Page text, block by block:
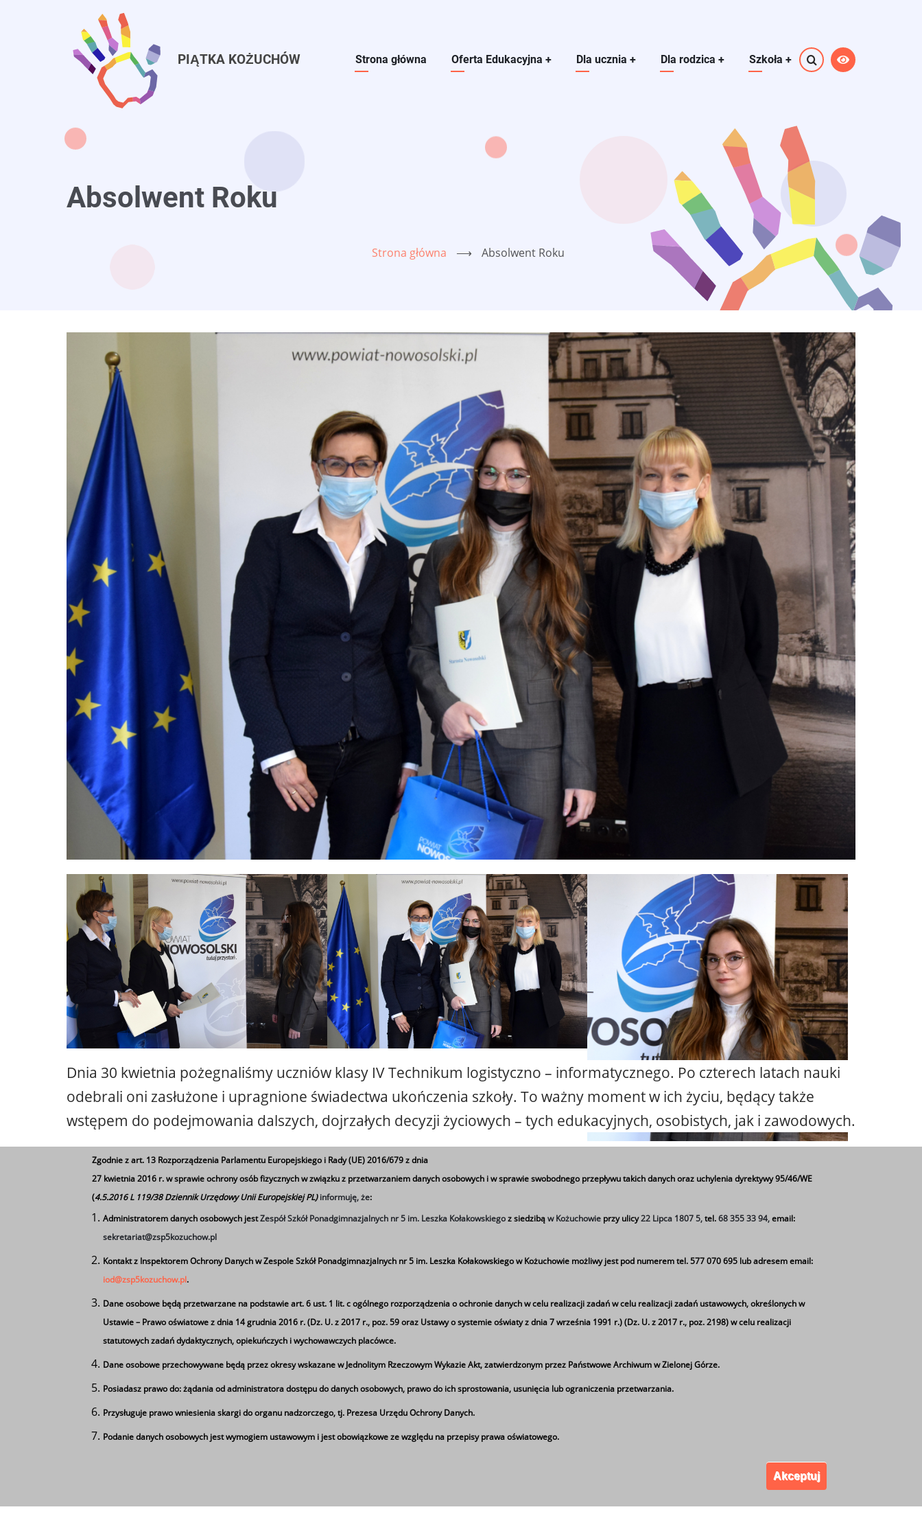
PIĄTKA KOŻUCHÓW Main navigation
Strona główna Oferta Edukacyjna + Dla ucznia + Dla rodzica + Szkoła +
Absolwent Roku
Strona główna ⟶ Absolwent Roku
Dnia 30 kwietnia pożegnaliśmy uczniów klasy IV Technikum logistyczno – informatycznego. Po czterech latach nauki
odebrali oni zasłużone i upragnione świadectwa ukończenia szkoły. To ważny moment w ich życiu, będący także
wstępem do podejmowania dalszych, dojrzałych decyzji życiowych – tych edukacyjnych, osobistych, jak i zawodowych.
Dla ucznia, który przez cztery lata nauki osiągnął najlepszy końcowy wynik w nauce oraz odznaczał się wzrokową
postawą, tradycyjnie jak co roku dedykowany został zaszczytny tytuł Absolwenta Roku – Nagrody Starosty
Nowosolskiego. Wśród wyróżnionych i nagrodzonych tegorocznych absolwentów nie zabrakło także ucznia naszej
szkoły. Ten prestiżowy w środowisku uczniowskim tytuł zdobyłaMARTYNA ROMANIK, której serdecznie gratulujemy!
Dziękujemy również Staroście Pani Iwonie Brzozowskiej za wręczenie nagrody naszej uczennicy oraz docenienie jej
wieloletniego wysiłku, jakim wykazała się w drodze do samodoskonalenia, a który to wysiłek pewnością opłaci się w
dalszej karierze edukacyjnej.
Tagi
technik informatyk
Używamy informacji zapisanych za pomocą plików cookies w celu zapewnienia maksymalnej wygody w korzystaniu z naszego serwisu. Mogą też korzystać
z nich współpracujące z nami firmy badawcze oraz reklamowe. Jeżeli wyrażasz zgodę na zapisywanie informacji zawartej w cookies kliknij na przycisk
Zgadzam się
Zgodnie z art. 13 Rozporządzenia Parlamentu Europejskiego i Rady (UE) 2016/679 z dnia
27 kwietnia 2016 r. w sprawie ochrony osób fizycznych w związku z przetwarzaniem danych osobowych i w sprawie swobodnego przepływu takich danych oraz uchylenia dyrektywy 95/46/WE
(4.5.2016 L 119/38 Dziennik Urzędowy Unii Europejskiej PL)informuję, że:
Administratorem danych osobowych jestZespół Szkół Ponadgimnazjalnych nr 5 im. Leszka Kołakowskiegoz siedzibąw Kożuchowie przy ulicy22 Lipca 1807 5,tel.68 355 33 94,email:
sekretariat@zsp5kozuchow.pl
Kontakt z Inspektorem Ochrony Danych w Zespole Szkół Ponadgimnazjalnych nr 5 im. Leszka Kołakowskiego w Kożuchowie możliwy jest pod numerem tel. 577 070 695 lub adresem email:
iod@zsp5kozuchow.pl.
Dane osobowe będą przetwarzane na podstawie art. 6 ust. 1 lit. c ogólnego rozporządzenia o ochronie danych w celu realizacji zadań w celu realizacji zadań ustawowych, określonych w
Ustawie – Prawo oświatowe z dnia 14 grudnia 2016 r. (Dz. U. z 2017 r., poz. 59 oraz Ustawy o systemie oświaty z dnia 7 września 1991 r.) (Dz. U. z 2017 r., poz. 2198) w celu realizacji
statutowych zadań dydaktycznych, opiekuńczych i wychowawczych placówce.
Dane osobowe przechowywane będą przez okresy wskazane w Jednolitym Rzeczowym Wykazie Akt, zatwierdzonym przez Państwowe Archiwum w Zielonej Górze.
Posiadasz prawo do: żądania od administratora dostępu do danych osobowych, prawo do ich sprostowania, usunięcia lub ograniczenia przetwarzania.
Przysługuje prawo wniesienia skargi do organu nadzorczego, tj. Prezesa Urzędu Ochrony Danych.
Podanie danych osobowych jest wymogiem ustawowym i jest obowiązkowe ze względu na przepisy prawa oświatowego.
Akceptuj